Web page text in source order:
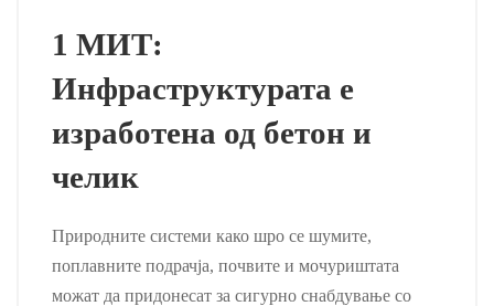
1 МИТ:
Инфраструктурата е
изработена од бетон и
челик
Природните системи како шро се шумите,
поплавните подрачја, почвите и мочуриштата
можат да придонесат за сигурно снабдување со